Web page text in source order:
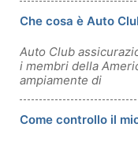
Che cosa è Auto
Auto Club
i membri della
ampiamente di
Come controllo il